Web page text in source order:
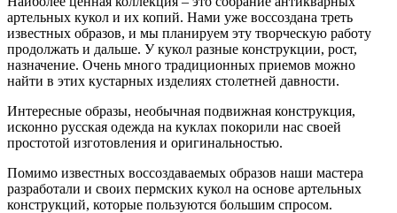
артельных кукол и их копий. Нами уже воссоздана треть
известных образов, и мы планируем эту творческую работу
продолжать и дальше. У кукол разные конструкции, рост,
назначение. Очень много традиционных приемов можно
найти в этих кустарных изделиях столетней давности.
Интересные образы, необычная подвижная конструкция,
исконно русская одежда на куклах покорили нас своей
простотой изготовления и оригинальностью.
Помимо известных воссоздаваемых образов наши мастера
разработали и своих пермских кукол на основе артельных
конструкций, которые пользуются большим спросом.